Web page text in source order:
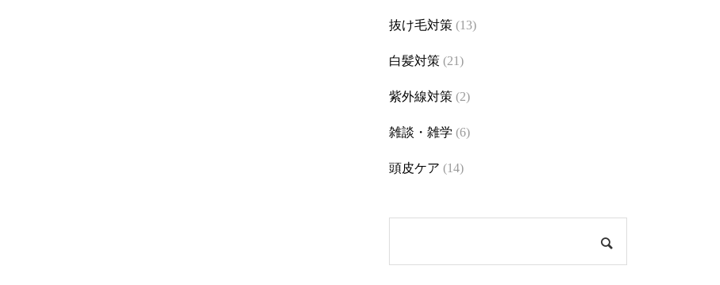
抜け毛対策 (13)
白髪対策 (21)
紫外線対策 (2)
雑談・雑学 (6)
頭皮ケア (14)